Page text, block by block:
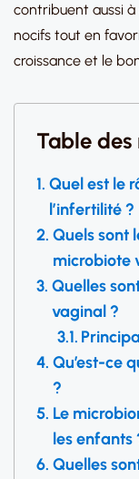
contribuent aussi à
nocifs tout en
croissance et le
Table
Quel est le
l’infertilité ?
Quels sont
microbiote
Quelles
vaginal ?
Qu’est-ce
?
Le
les enfants
Quelles